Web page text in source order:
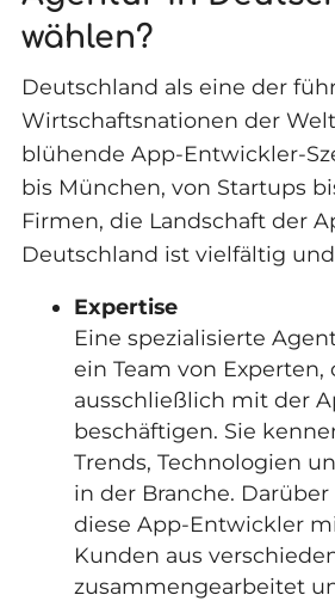
wählen?
Deutschland als eine der
Wirtschaftsnationen der
blühende App-Entwickler-
bis München, von Startups
Firmen, die Landschaft der
Deutschland ist vielfältig
Expertise
Eine spezialisierte
ein Team von Experten,
ausschließlich mit der
beschäftigen. Sie
Trends, Technologien
in der Branche.
diese App-Entwickler
Kunden aus
zusammengearbeitet